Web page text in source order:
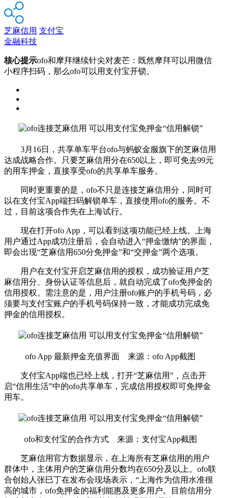
芝麻信用 支付宝
金融科技
核心提示ofo和摩拜继续针尖对麦芒：既然摩拜可以用微信
小程序扫码，那么ofo可以用支付宝开锁。
3月16日，共享单车平台ofo与蚂蚁金服旗下的芝麻信用
达成战略合作。只要芝麻信用分在650以上，即可免去99元
的用车押金，直接享受ofo的共享单车服务。
同时更重要的是，ofo不只是连接芝麻信用分，同时可
以在支付宝App端扫码解锁单车，直接使用ofo的服务。不
过，目前这项合作先在上海试行。
现在打开ofo App，可以看到这项功能已经上线。上海
用户通过App成功注册后，会自动进入“押金缴纳”的界面，
即会出现“芝麻信用650分免押金”和“交押金”两个选项。
用户在支付宝开启芝麻信用的授权，成功验证用户芝
麻信用分、身份认证等信息后，就自动完成了ofo免押金的
信用授权。需注意的是，用户注册ofo账户的手机号码，必
须要与支付宝账户的手机号码保持一致，才能成功完成免
押金的信用授权。
ofo App 最新押金充值界面 来源：ofo App截图
支付宝App端也已经上线，打开“芝麻信用”，点击开
启“信用生活”中的ofo共享单车，完成信用授权即可免押金
用车。
ofo和支付宝的合作方式 来源：支付宝App截图
芝麻信用官方数据显示，在上海所有芝麻信用的用户
群体中，主体用户的芝麻信用分数均在650分及以上。ofo联
合创始人张巳丁在发布会现场表示，“上海作为信用水准很
高的城市，ofo免押金的福利能惠及更多用户。目前信用分